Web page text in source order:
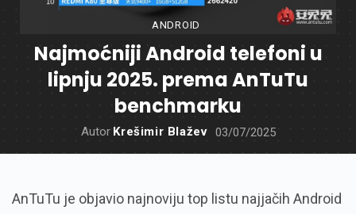
ANDROID
Najmoćniji Android telefoni u
lipnju 2025. prema AnTuTu
benchmarku
Autor Krešimir Blažev 03/07/2025
AnTuTu je objavio najnoviju top listu najjačih Android